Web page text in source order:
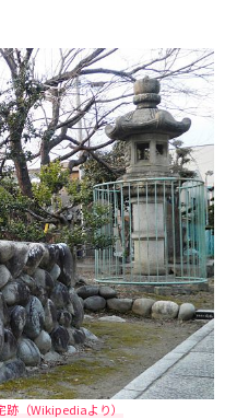
（Wikipediaより）